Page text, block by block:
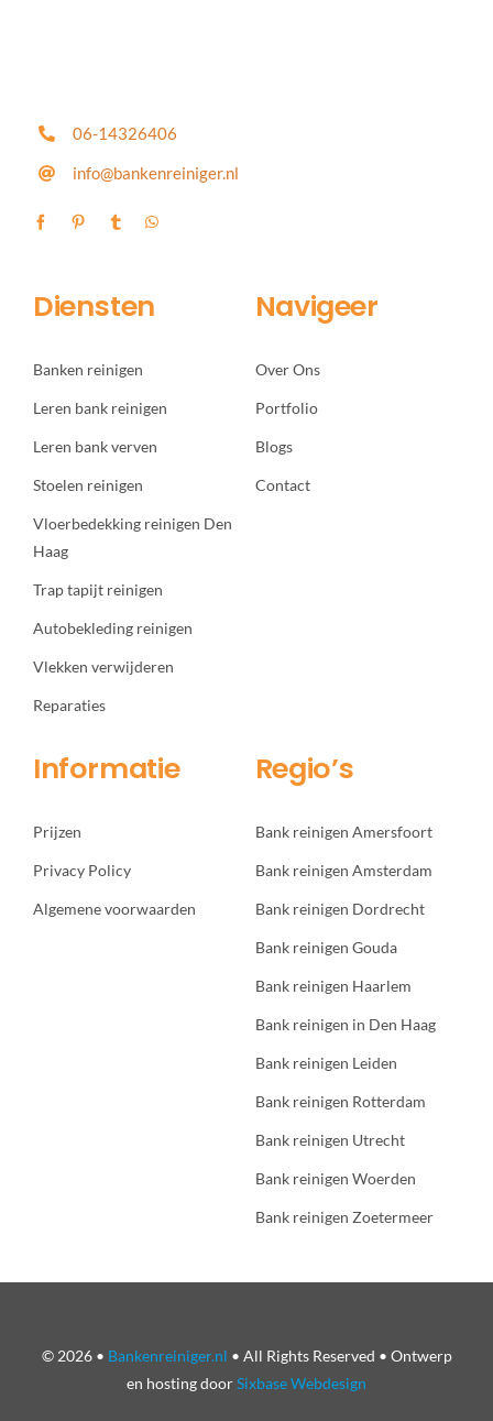
06-14326406
info@bankenreiniger.nl
Diensten
Banken reinigen
Leren bank reinigen
Leren bank verven
Stoelen reinigen
Vloerbedekking reinigen Den
Haag
Trap tapijt reinigen
Autobekleding reinigen
Vlekken verwijderen
Reparaties
Navigeer
Over Ons
Portfolio
Blogs
Contact
Informatie
Prijzen
Privacy Policy
Algemene voorwaarden
Regio’s
Bank reinigen Amersfoort
Bank reinigen Amsterdam
Bank reinigen Dordrecht
Bank reinigen Gouda
Bank reinigen Haarlem
Bank reinigen in Den Haag
Bank reinigen Leiden
Bank reinigen Rotterdam
Bank reinigen Utrecht
Bank reinigen Woerden
Bank reinigen Zoetermeer
© 2026 • Bankenreiniger.nl • All Rights Reserved • Ontwerp
en hosting doorSixbase Webdesign